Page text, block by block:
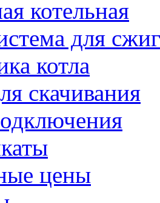
котельная
для
котла
скачивания
цены